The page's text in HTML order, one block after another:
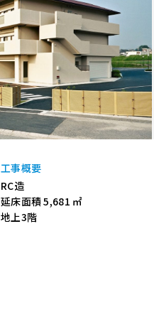
工事概要
RC造
延床面積 5,681 ㎡
地上3階